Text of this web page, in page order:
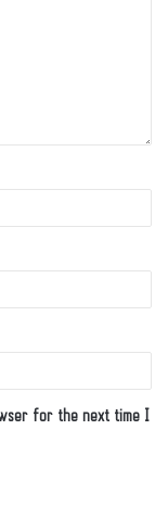
for the next time I